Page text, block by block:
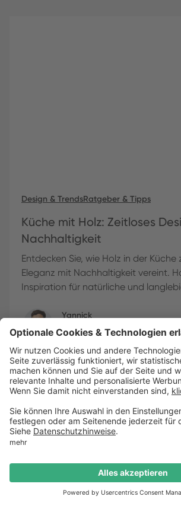
Design & TrendsRatgeber & Tipps
Küche mit Holz: Zeitloses
Nachhaltigkeit
Entdecken Sie, wie Holz in der Küche
Eleganz mit Nachhaltigkeit vereint.
Inspiration für natürliche und
Yannick
20. 01.2025 • 4min Lesezeit
Alle ansehen
Über Küchenheld